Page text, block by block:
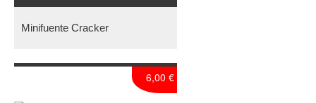
Minifuente Cracker
6,00 €